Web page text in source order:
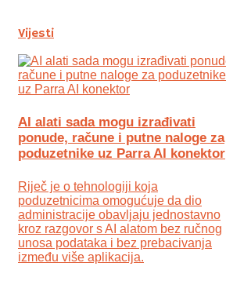
Vijesti
AI alati sada mogu izrađivati
ponude, račune i putne naloge za
poduzetnike uz Parra AI konektor
Riječ je o tehnologiji koja
poduzetnicima omogućuje da dio
administracije obavljaju jednostavno
kroz razgovor s AI alatom bez ručnog
unosa podataka i bez prebacivanja
između više aplikacija.